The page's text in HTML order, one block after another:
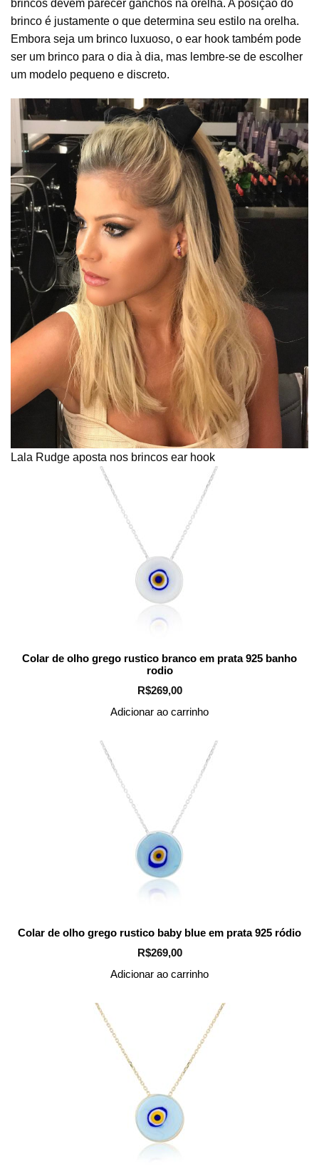
brincos devem parecer ganchos na orelha. A posição do
brinco é justamente o que determina seu estilo na orelha.
Embora seja um brinco luxuoso, o ear hook também pode
ser um brinco para o dia à dia, mas lembre-se de escolher
um modelo pequeno e discreto.
Lala Rudge aposta nos brincos ear hook
Colar de olho grego rustico branco em prata 925 banho
rodio
R$269,00
Adicionar ao carrinho
Colar de olho grego rustico baby blue em prata 925 ródio
R$269,00
Adicionar ao carrinho